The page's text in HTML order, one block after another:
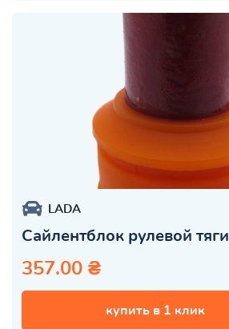
LADA
Сайлентблок рулевой тяги
357.00 ₴
купить в 1 клик